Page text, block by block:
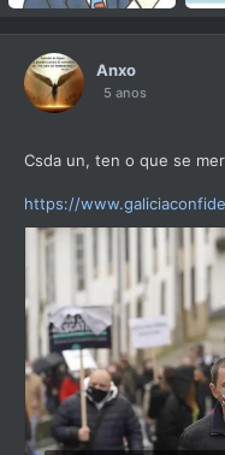
Anxo
5 anos
Csda un, ten o que se
https://